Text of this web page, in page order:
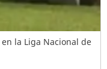
la Liga Nacional de